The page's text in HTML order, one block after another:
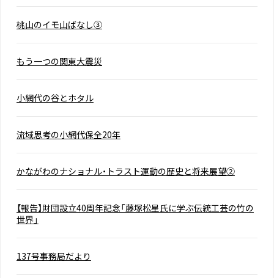
桃山のイモ山ばなし③
もう一つの関東大震災
小網代の谷とホタル
流域思考の小網代保全20年
かながわのナショナル・トラスト運動の歴史と将来展望②
【報告】財団設立40周年記念「藤塚松星氏に学ぶ伝統工芸の竹の
世界」
137号事務局だより